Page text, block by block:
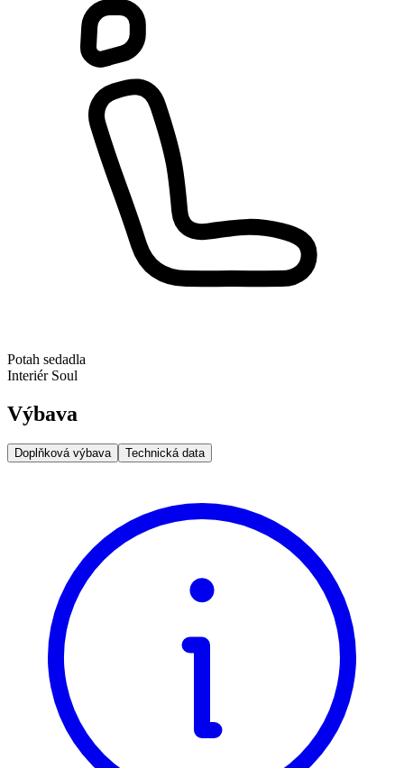
Potah sedadla
Interiér Soul
Výbava
Doplňková výbava Technická data